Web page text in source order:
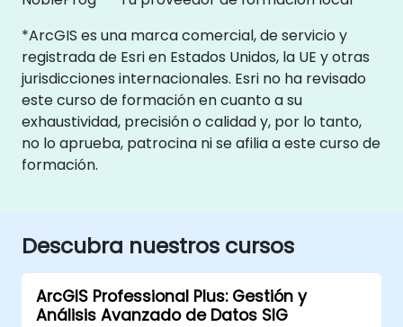
*ArcGIS es una marca comercial, de servicio y
registrada de Esri en Estados Unidos, la UE y otras
jurisdicciones internacionales. Esri no ha revisado
este curso de formación en cuanto a su
exhaustividad, precisión o calidad y, por lo tanto,
no lo aprueba, patrocina ni se afilia a este curso de
formación.
Descubra nuestros cursos
ArcGIS Professional Plus: Gestión y
Análisis Avanzado de Datos SIG